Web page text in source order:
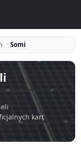
Somi
kart